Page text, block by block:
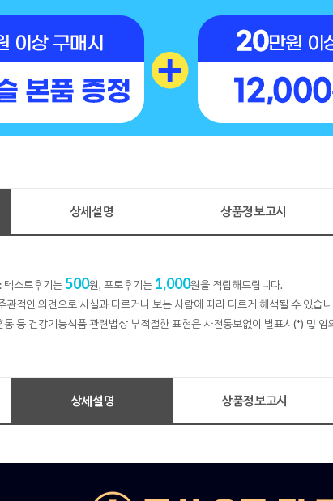
상세설명 상품정보고시
텍스트후기는500원, 포토후기는 1,000원을 적립해드립니다.
관적인 의견으로 사실과 다르거나 보는 사람에 따라 다르게 해석될 수 있습
동 등 건강기능식품 관련법상 부적절한 표현은 사전통보없이 별표시(*) 및 임
상세설명 상품정보고시